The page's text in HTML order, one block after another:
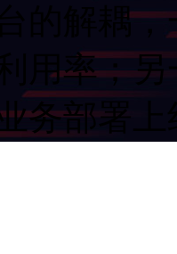
解耦
利用率；
业务部署